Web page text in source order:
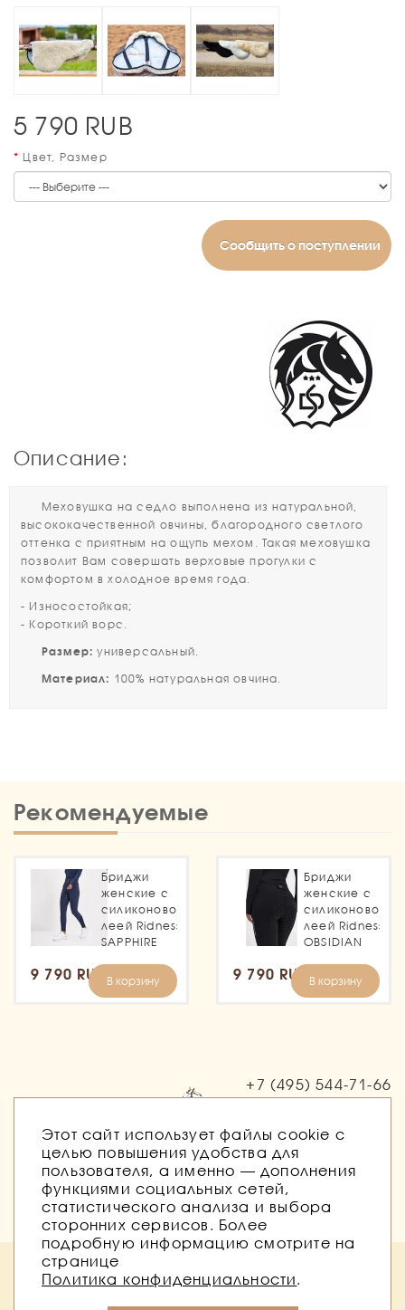
5 790 RUB
Цвет, Размер
Сообщить о поступлении
Описание:
Меховушка на седло выполнена из натуральной,
высококачественной овчины, благородного светлого
оттенка с приятным на ощупь мехом. Такая меховушка
позволит Вам совершать верховые прогулки с
комфортом в холодное время года.
- Износостойкая;
- Короткий ворс.
Размер:универсальный.
Материал: 100% натуральная овчина.
Рекомендуемые
Бриджи
женские с
силиконовой
леей Ridness
SAPPHIRE
9 790 RUB В корзину
Бриджи
женские с
силиконовой
леей Ridness
OBSIDIAN
9 790 RUB В корзину
+7 (495) 544-71-66
Политика безопасности
Согласие на обработку персональных данных
Этот сайт использует файлы cookie с
целью повышения удобства для
пользователя, а именно — дополнения
функциями социальных сетей,
статистического анализа и выбора
сторонних сервисов. Более
подробную информацию смотрите на
странице
Политика конфиденциальности.